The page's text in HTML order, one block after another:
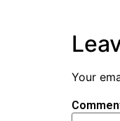
Your